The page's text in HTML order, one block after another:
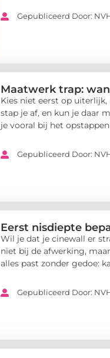
Gepubliceerd Door:
Maatwerk trap:
Kies niet eerst op
stap je af, en kun je daar
je vooral bij het opstappen
Gepubliceerd Door:
Eerst nisdiepte
Wil je dat je cinewall er
niet bij de afwerking,
alles past zonder gedoe:
Gepubliceerd Door: